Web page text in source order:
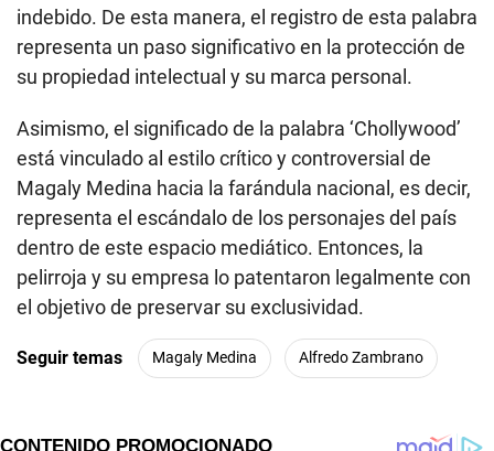
indebido. De esta manera, el registro de esta palabra
representa un paso significativo en la protección de
su propiedad intelectual y su marca personal.
Asimismo, el significado de la palabra ‘Chollywood’
está vinculado al estilo crítico y controversial de
Magaly Medina hacia la farándula nacional, es decir,
representa el escándalo de los personajes del país
dentro de este espacio mediático. Entonces, la
pelirroja y su empresa lo patentaron legalmente con
el objetivo de preservar su exclusividad.
Seguir temas Magaly Medina Alfredo Zambrano